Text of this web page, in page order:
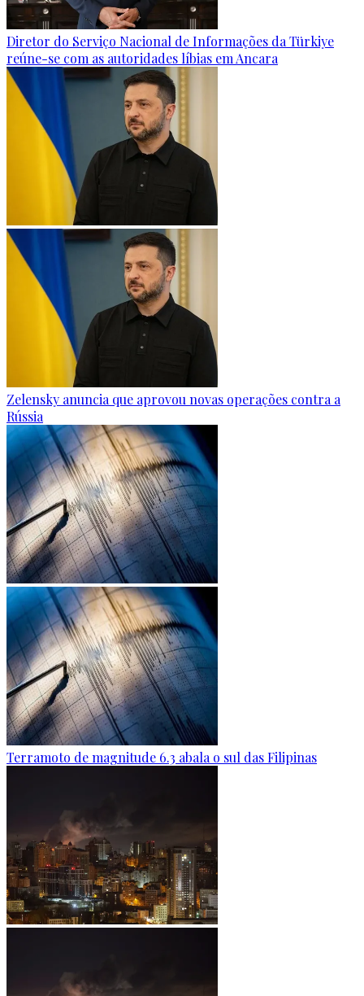
Diretor do Serviço Nacional de Informações da Türkiye
reúne-se com as autoridades líbias em Ancara
Zelensky anuncia que aprovou novas operações contra a
Rússia
Terramoto de magnitude 6.3 abala o sul das Filipinas